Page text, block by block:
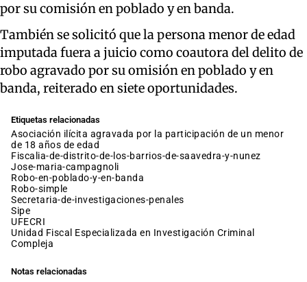
por su comisión en poblado y en banda.
También se solicitó que la persona menor de edad
imputada fuera a juicio como coautora del delito de
robo agravado por su omisión en poblado y en
banda, reiterado en siete oportunidades.
Etiquetas relacionadas
asociación ilícita agravada por la participación de un menor
de 18 años de edad
fiscalia-de-distrito-de-los-barrios-de-saavedra-y-nunez
jose-maria-campagnoli
robo-en-poblado-y-en-banda
robo-simple
secretaria-de-investigaciones-penales
sipe
UFECRI
Unidad Fiscal Especializada en Investigación Criminal
Compleja
Notas relacionadas